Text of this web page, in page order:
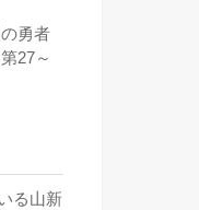
勇者
27～
る山新